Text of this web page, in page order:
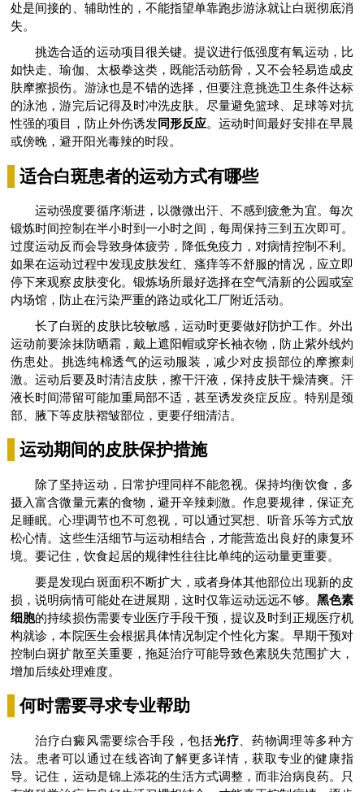
处是间接的、辅助性的，不能指望单靠跑步游泳就让白斑彻底消
失。
挑选合适的运动项目很关键。提议进行低强度有氧运动，比
如快走、瑜伽、太极拳这类，既能活动筋骨，又不会轻易造成皮
肤摩擦损伤。游泳也是不错的选择，但要注意挑选卫生条件达标
的泳池，游完后记得及时冲洗皮肤。尽量避免篮球、足球等对抗
性强的项目，防止外伤诱发同形反应。运动时间最好安排在早晨
或傍晚，避开阳光毒辣的时段。
适合白斑患者的运动方式有哪些
运动强度要循序渐进，以微微出汗、不感到疲惫为宜。每次
锻炼时间控制在半小时到一小时之间，每周保持三到五次即可。
过度运动反而会导致身体疲劳，降低免疫力，对病情控制不利。
如果在运动过程中发现皮肤发红、瘙痒等不舒服的情况，应立即
停下来观察皮肤变化。锻炼场所最好选择在空气清新的公园或室
内场馆，防止在污染严重的路边或化工厂附近活动。
长了白斑的皮肤比较敏感，运动时更要做好防护工作。外出
运动前要涂抹防晒霜，戴上遮阳帽或穿长袖衣物，防止紫外线灼
伤患处。挑选纯棉透气的运动服装，减少对皮损部位的摩擦刺
激。运动后要及时清洁皮肤，擦干汗液，保持皮肤干燥清爽。汗
液长时间滞留可能加重局部不适，甚至诱发炎症反应。特别是颈
部、腋下等皮肤褶皱部位，更要仔细清洁。
运动期间的皮肤保护措施
除了坚持运动，日常护理同样不能忽视。保持均衡饮食，多
摄入富含微量元素的食物，避开辛辣刺激。作息要规律，保证充
足睡眠。心理调节也不可忽视，可以通过冥想、听音乐等方式放
松心情。这些生活细节与运动相结合，才能营造出良好的康复环
境。要记住，饮食起居的规律性往往比单纯的运动量更重要。
要是发现白斑面积不断扩大，或者身体其他部位出现新的皮
损，说明病情可能处在进展期，这时仅靠运动远远不够。 黑色素
细胞的持续损伤需要专业医疗手段干预，提议及时到正规医疗机
构就诊，本院医生会根据具体情况制定个性化方案。早期干预对
控制白斑扩散至关重要，拖延治疗可能导致色素脱失范围扩大，
增加后续处理难度。
何时需要寻求专业帮助
治疗白癜风需要综合手段，包括光疗 、药物调理等多种方
法。患者可以通过在线咨询了解更多详情，获取专业的健康指
导。记住，运动是锦上添花的生活方式调整，而非治病良药。只